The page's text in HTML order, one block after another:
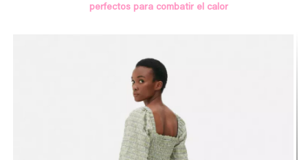
perfectos para combatir el calor